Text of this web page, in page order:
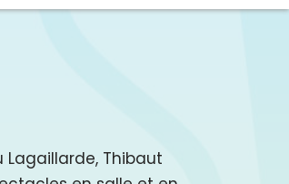
Thibaut